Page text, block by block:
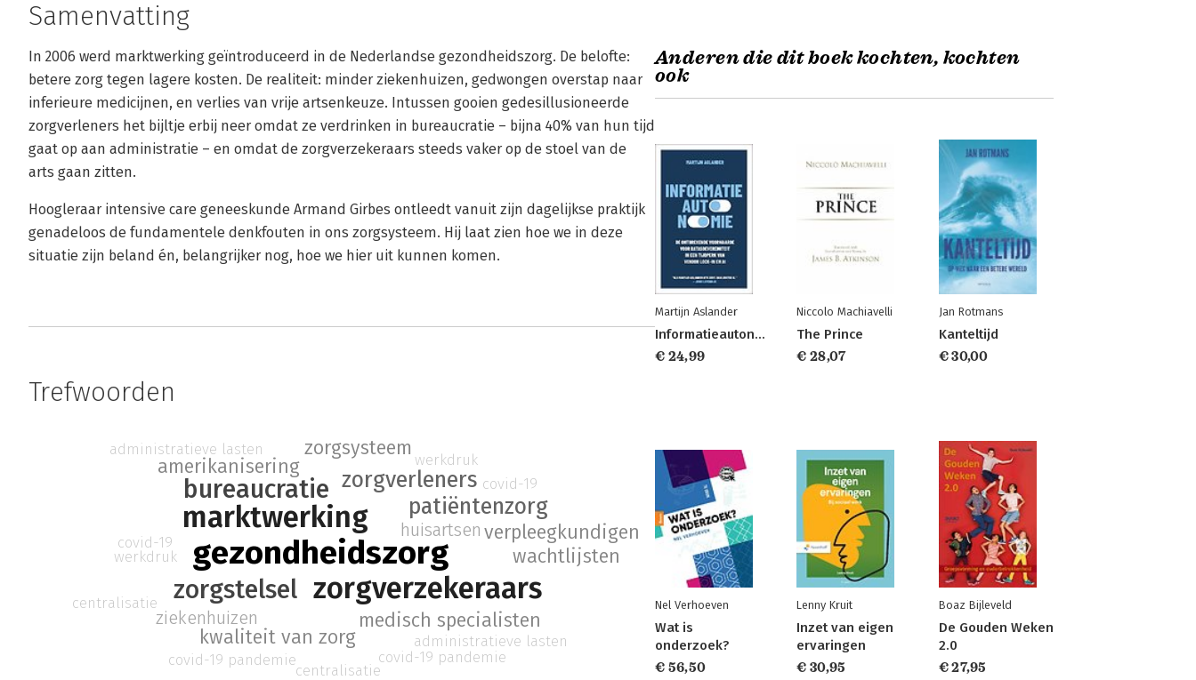
Samenvatting
In 2006 werd marktwerking geïntroduceerd in de Nederlandse gezondheidszorg. De belofte:
betere zorg tegen lagere kosten. De realiteit: minder ziekenhuizen, gedwongen overstap naar
inferieure medicijnen, en verlies van vrije artsenkeuze. Intussen gooien gedesillusioneerde
zorgverleners het bijltje erbij neer omdat ze verdrinken in bureaucratie – bijna 40% van hun tijd
gaat op aan administratie – en omdat de zorgverzekeraars steeds vaker op de stoel van de
arts gaan zitten.
Hoogleraar intensive care geneeskunde Armand Girbes ontleedt vanuit zijn dagelijkse praktijk
genadeloos de fundamentele denkfouten in ons zorgsysteem. Hij laat zien hoe we in deze
situatie zijn beland én, belangrijker nog, hoe we hier uit kunnen komen.
Trefwoorden
gezondheidszorg
marktwerking
zorgverzekeraars
bureaucratie
zorgstelsel
zorgverleners
patiëntenzorg
medisch specialisten
kwaliteit van zorg
amerikanisering
zorgsysteem
verpleegkundigen
wachtlijsten
huisartsen
ziekenhuizen
werkdruk
administratieve lasten
covid-19 pandemie
covid-19
centralisatie
werkdruk
administratieve lasten
covid-19 pandemie
covid-19
centralisatie
Anderen die dit boek kochten, kochten
ook
Martijn Aslander
Informatieautonomie
€ 24,99
Niccolo Machiavelli
The Prince
€ 28,07
Jan Rotmans
Kanteltijd
€ 30,00
Nel Verhoeven
Wat is
onderzoek?
€ 56,50
Lenny Kruit
Inzet van eigen
ervaringen
€ 30,95
Boaz Bijleveld
De Gouden Weken
2.0
€ 27,95